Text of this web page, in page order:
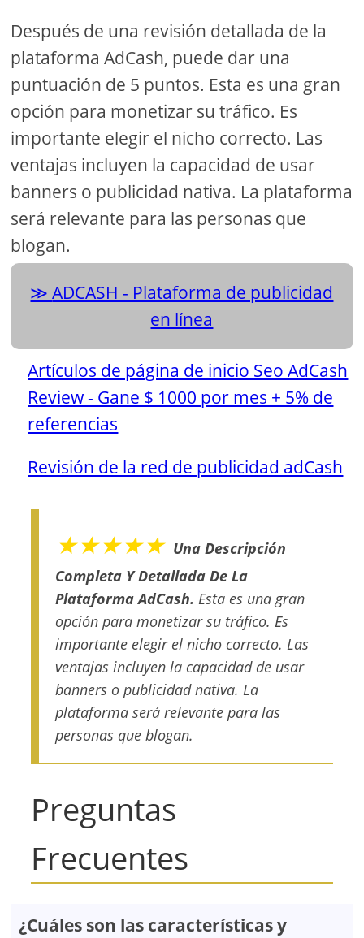
Después de una revisión detallada de la
plataforma AdCash, puede dar una
puntuación de 5 puntos. Esta es una gran
opción para monetizar su tráfico. Es
importante elegir el nicho correcto. Las
ventajas incluyen la capacidad de usar
banners o publicidad nativa. La plataforma
será relevante para las personas que
blogan.
ADCASH - Plataforma de publicidad
en línea
Artículos de página de inicio Seo AdCash
Review - Gane $ 1000 por mes + 5% de
referencias
Revisión de la red de publicidad adCash
★★★★★ Una Descripción
Completa Y Detallada De La
Plataforma AdCash. Esta es una gran
opción para monetizar su tráfico. Es
importante elegir el nicho correcto. Las
ventajas incluyen la capacidad de usar
banners o publicidad nativa. La
plataforma será relevante para las
personas que blogan.
Preguntas
Frecuentes
¿Cuáles son las características y